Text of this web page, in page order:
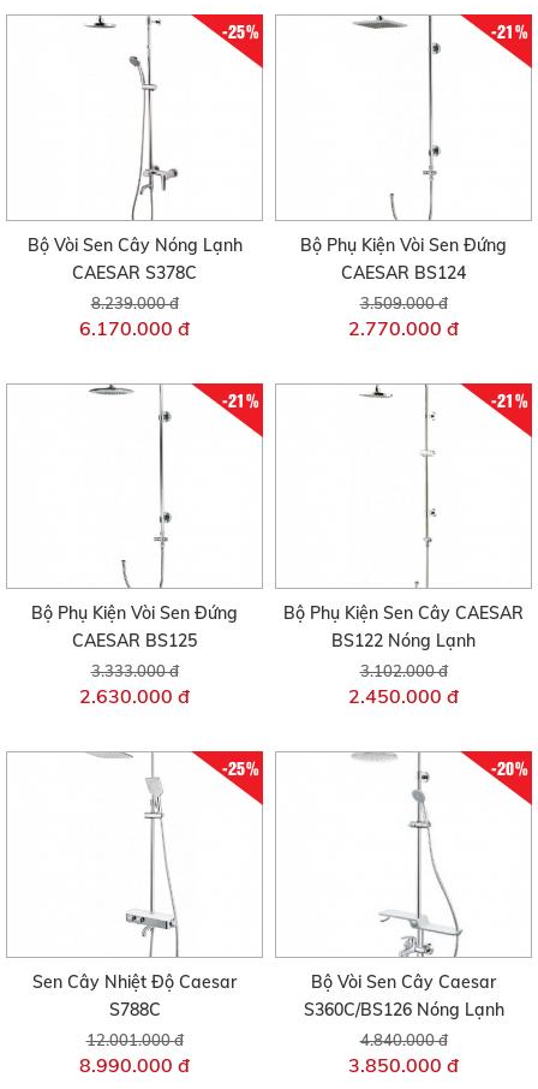
-25%
Bộ Vòi Sen Cây Nóng Lạnh
CAESAR S378C
8.239.000 đ
6.170.000 đ
-21%
Bộ Phụ Kiện Vòi Sen Đứng
CAESAR BS124
3.509.000 đ
2.770.000 đ
-21%
Bộ Phụ Kiện Vòi Sen Đứng
CAESAR BS125
3.333.000 đ
2.630.000 đ
-21%
Bộ Phụ Kiện Sen Cây CAESAR
BS122 Nóng Lạnh
3.102.000 đ
2.450.000 đ
-25%
Sen Cây Nhiệt Độ Caesar
S788C
12.001.000 đ
8.990.000 đ
-20%
Bộ Vòi Sen Cây Caesar
S360C/BS126 Nóng Lạnh
4.840.000 đ
3.850.000 đ